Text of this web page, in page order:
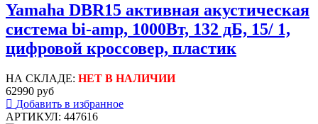
Yamaha DBR15 активная акустическая
система bi-amp, 1000Вт, 132 дБ, 15/ 1,
цифровой кроссовер, пластик
НА СКЛАДЕ: НЕТ В НАЛИЧИИ
62990 руб
Добавить в избранное
АРТИКУЛ: 447616